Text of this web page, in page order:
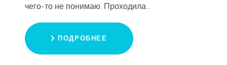
чего-то не понимаю. Проходила...
ПОДРОБНЕЕ